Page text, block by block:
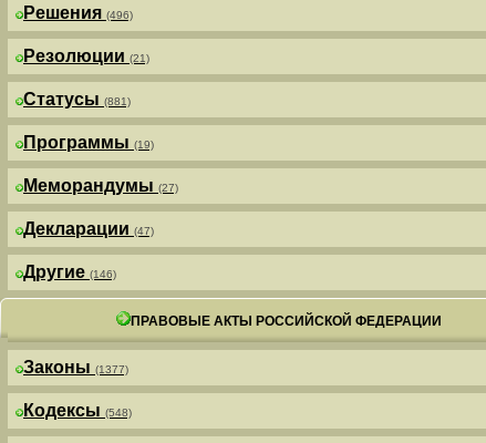
Решения (496)
Резолюции (21)
Статусы (881)
Программы (19)
Меморандумы (27)
Декларации (47)
Другие (146)
ПРАВОВЫЕ АКТЫ РОССИЙСКОЙ ФЕДЕРАЦИИ
Законы (1377)
Кодексы (548)